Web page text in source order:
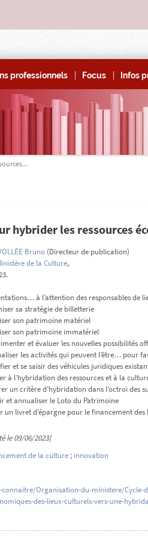
professionnels | Focus | Infos
hybrider les ressources
Bruno (Directeur de publication)
de la Culture,
à l’attention des responsables de
sa stratégie de billetterie
son patrimoine matériel
son patrimoine immatériel
et évaluer les nouvelles possibilités
les activités qui peuvent l’être… pour
et se saisir des véhicules juridiques
à l’hybridation des ressources et à la
un critère d’hybridation dans l’octroi des
et annualiser le Loto du Patrimoine
un livret d’épargne pour le financement des
le 09/06/2023]
de la culture ; innovation
Organisation-du-ministere/Cycle-
des-lieux-culturels-vers-une-